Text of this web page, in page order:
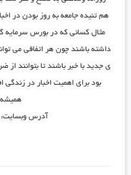
هم تنیده جامعه به روز بودن در
مثال کسانی که در بورس سرمایه
داشته باشند چون هر اتفاقی می
ی جدید با خبر باشند تا بتوانند
بود برای اهمیت اخبار در زندگی
همیشه
آدرس